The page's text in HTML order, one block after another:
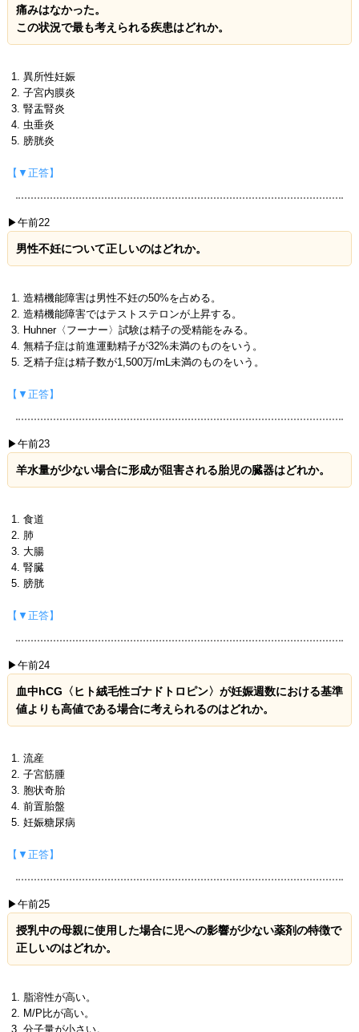
痛みはなかった。
この状況で最も考えられる疾患はどれか。
異所性妊娠
子宮内膜炎
腎盂腎炎
虫垂炎
膀胱炎
【▼正答】
▶午前22
男性不妊について正しいのはどれか。
造精機能障害は男性不妊の50%を占める。
造精機能障害ではテストステロンが上昇する。
Huhner〈フーナー〉試験は精子の受精能をみる。
無精子症は前進運動精子が32%未満のものをいう。
乏精子症は精子数が1,500万/mL未満のものをいう。
【▼正答】
▶午前23
羊水量が少ない場合に形成が阻害される胎児の臓器はどれか。
食道
肺
大腸
腎臓
膀胱
【▼正答】
▶午前24
血中hCG〈ヒト絨毛性ゴナドトロピン〉が妊娠週数における基準
値よりも高値である場合に考えられるのはどれか。
流産
子宮筋腫
胞状奇胎
前置胎盤
妊娠糖尿病
【▼正答】
▶午前25
授乳中の母親に使用した場合に児への影響が少ない薬剤の特徴で
正しいのはどれか。
脂溶性が高い。
M/P比が高い。
分子量が小さい。